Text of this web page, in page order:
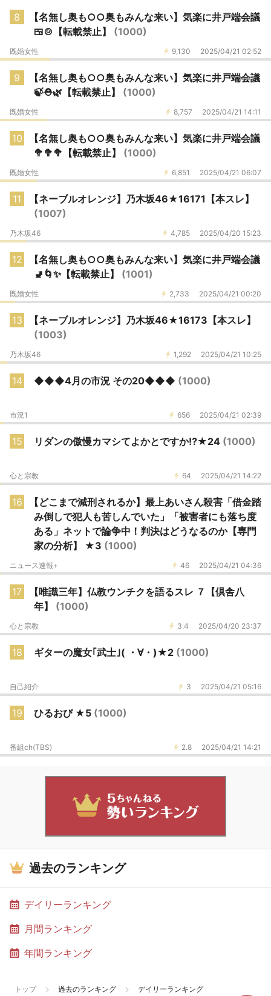
8
【名無し奥も○○奥もみんな来い】気楽に井戸端会議
🍱🍲【転載禁止】 (1000)
9,130 2025/04/21 02:52
既婚女性
9
【名無し奥も○○奥もみんな来い】気楽に井戸端会議
🍃⛑️🌿【転載禁止】 (1000)
8,757 2025/04/21 14:11
既婚女性
10
【名無し奥も○○奥もみんな来い】気楽に井戸端会議
🥦🥦🥦【転載禁止】 (1000)
6,851 2025/04/21 06:07
既婚女性
11
【ネーブルオレンジ】乃木坂46★16171【本スレ】
(1007)
4,785 2025/04/20 15:23
乃木坂46
12
【名無し奥も○○奥もみんな来い】気楽に井戸端会議
🚽🌀✨【転載禁止】 (1001)
2,733 2025/04/21 00:20
既婚女性
13
【ネーブルオレンジ】乃木坂46★16173【本スレ】
(1003)
1,292 2025/04/21 10:25
乃木坂46
14 ◆◆◆4月の市況 その20◆◆◆ (1000)
656 2025/04/21 02:39
市況1
15 リダンの傲慢カマシてよかとですか⁉️★24 (1000)
64 2025/04/21 14:22
心と宗教
16
【どこまで減刑されるか】最上あいさん殺害「借金踏
み倒しで犯人も苦しんでいた」「被害者にも落ち度
ある」ネットで論争中！判決はどうなるのか【専門
家の分析】 ★3 (1000)
46 2025/04/21 04:36
ニュース速報+
17
【唯識三年】仏教ウンチクを語るスレ ７【倶舎八
年】 (1000)
3.4 2025/04/20 23:37
心と宗教
18 ギターの魔女｢武士｣( ・∀・)★2 (1000)
3 2025/04/21 05:16
自己紹介
19 ひるおび ★5 (1000)
2.8 2025/04/21 14:21
番組ch(TBS)
過去のランキング
デイリーランキング
月間ランキング
年間ランキング
トップ 過去のランキング デイリーランキング